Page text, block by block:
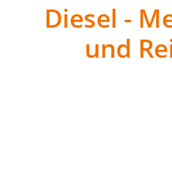
Diesel -
und